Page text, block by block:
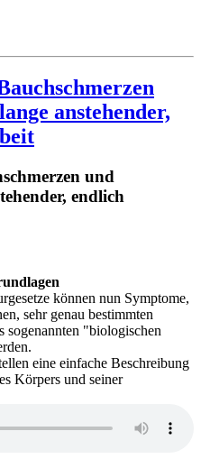
anstehender,
und
endlich
können nun Symptome,
sehr genau bestimmten
sogenannten "biologischen
eine einfache Beschreibung
Körpers und seiner